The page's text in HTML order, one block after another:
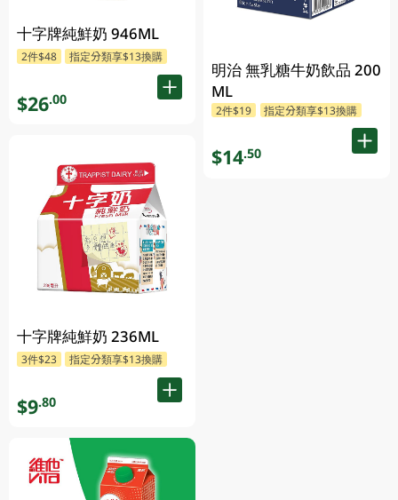
十字牌純鮮奶 946ML
2件$48 指定分類享$13換購
$26.00
十字牌純鮮奶 236ML
3件$23 指定分類享$13換購
$9.80
明治 無乳糖牛奶飲品 200
ML
2件$19 指定分類享$13換購
$14.50